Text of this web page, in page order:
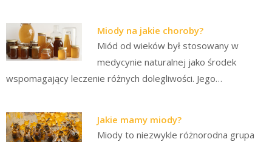
Miody na jakie choroby?
Miód od wieków był stosowany w
medycynie naturalnej jako środek
wspomagający leczenie różnych dolegliwości. Jego…
Jakie mamy miody?
Miody to niezwykle różnorodna grupa